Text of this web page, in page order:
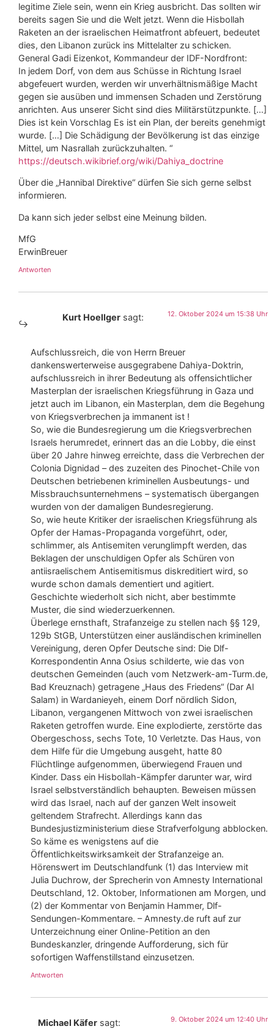
legitime Ziele sein, wenn ein Krieg ausbricht. Das sollten wir
bereits sagen Sie und die Welt jetzt. Wenn die Hisbollah
Raketen an der israelischen Heimatfront abfeuert, bedeutet
dies, den Libanon zurück ins Mittelalter zu schicken.
General Gadi Eizenkot, Kommandeur der IDF-Nordfront:
In jedem Dorf, von dem aus Schüsse in Richtung Israel
abgefeuert wurden, werden wir unverhältnismäßige Macht
gegen sie ausüben und immensen Schaden und Zerstörung
anrichten. Aus unserer Sicht sind dies Militärstützpunkte. […]
Dies ist kein Vorschlag Es ist ein Plan, der bereits genehmigt
wurde. […] Die Schädigung der Bevölkerung ist das einzige
Mittel, um Nasrallah zurückzuhalten. “
https://deutsch.wikibrief.org/wiki/Dahiya_doctrine
Über die „Hannibal Direktive“ dürfen Sie sich gerne selbst
informieren.
Da kann sich jeder selbst eine Meinung bilden.
MfG
ErwinBreuer
Antworten
Kurt Hoellger sagt: 12. Oktober 2024 um 15:38 Uhr
Aufschlussreich, die von Herrn Breuer
dankenswerterweise ausgegrabene Dahiya-Doktrin,
aufschlussreich in ihrer Bedeutung als offensichtlicher
Masterplan der israelischen Kriegsführung in Gaza und
jetzt auch im Libanon, ein Masterplan, dem die Begehung
von Kriegsverbrechen ja immanent ist !
So, wie die Bundesregierung um die Kriegsverbrechen
Israels herumredet, erinnert das an die Lobby, die einst
über 20 Jahre hinweg erreichte, dass die Verbrechen der
Colonia Dignidad – des zuzeiten des Pinochet-Chile von
Deutschen betriebenen kriminellen Ausbeutungs- und
Missbrauchsunternehmens – systematisch übergangen
wurden von der damaligen Bundesregierung.
So, wie heute Kritiker der israelischen Kriegsführung als
Opfer der Hamas-Propaganda vorgeführt, oder,
schlimmer, als Antisemiten verunglimpft werden, das
Beklagen der unschuldigen Opfer als Schüren von
antiisraelischem Antisemitismus diskreditiert wird, so
wurde schon damals dementiert und agitiert.
Geschichte wiederholt sich nicht, aber bestimmte
Muster, die sind wiederzuerkennen.
Überlege ernsthaft, Strafanzeige zu stellen nach §§ 129,
129b StGB, Unterstützen einer ausländischen kriminellen
Vereinigung, deren Opfer Deutsche sind: Die Dlf-
Korrespondentin Anna Osius schilderte, wie das von
deutschen Gemeinden (auch vom Netzwerk-am-Turm.de,
Bad Kreuznach) getragene „Haus des Friedens“ (Dar Al
Salam) in Wardanieyeh, einem Dorf nördlich Sidon,
Libanon, vergangenen Mittwoch von zwei israelischen
Raketen getroffen wurde. Eine explodierte, zerstörte das
Obergeschoss, sechs Tote, 10 Verletzte. Das Haus, von
dem Hilfe für die Umgebung ausgeht, hatte 80
Flüchtlinge aufgenommen, überwiegend Frauen und
Kinder. Dass ein Hisbollah-Kämpfer darunter war, wird
Israel selbstverständlich behaupten. Beweisen müssen
wird das Israel, nach auf der ganzen Welt insoweit
geltendem Strafrecht. Allerdings kann das
Bundesjustizministerium diese Strafverfolgung abblocken.
So käme es wenigstens auf die
Öffentlichkeitswirksamkeit der Strafanzeige an.
Hörenswert im Deutschlandfunk (1) das Interview mit
Julia Duchrow, der Sprecherin von Amnesty International
Deutschland, 12. Oktober, Informationen am Morgen, und
(2) der Kommentar von Benjamin Hammer, Dlf-
Sendungen-Kommentare. – Amnesty.de ruft auf zur
Unterzeichnung einer Online-Petition an den
Bundeskanzler, dringende Aufforderung, sich für
sofortigen Waffenstillstand einzusetzen.
Antworten
Michael Käfer sagt: 9. Oktober 2024 um 12:40 Uhr